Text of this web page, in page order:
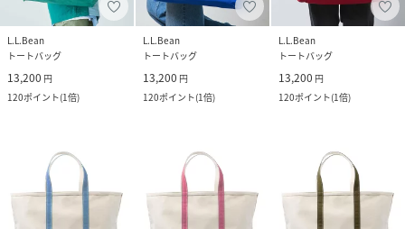
L.L.Bean
トートバッグ
13,200 円
120ポイント(1倍)
L.L.Bean
トートバッグ
13,200 円
120ポイント(1倍)
L.L.Bean
トートバッグ
13,200 円
120ポイント(1倍)